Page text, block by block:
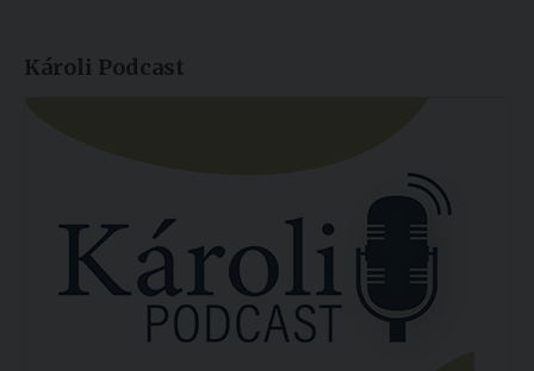
Károli Podcast